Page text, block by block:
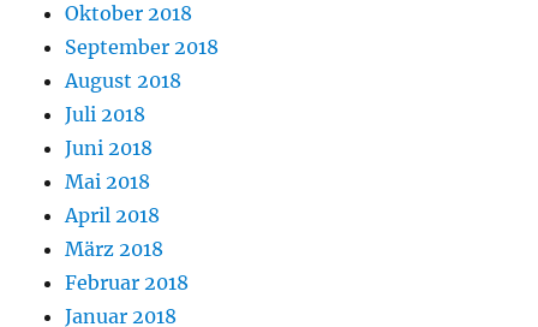
Oktober 2018
September 2018
August 2018
Juli 2018
Juni 2018
Mai 2018
April 2018
März 2018
Februar 2018
Januar 2018